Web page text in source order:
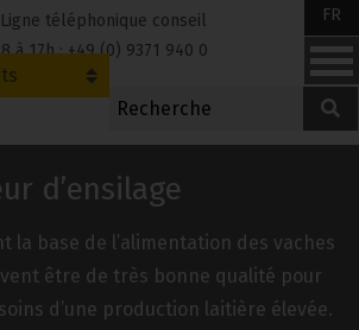
Ligne téléphonique conseil
à 17h : +49 (0) 9371 940 0
FR
d’ensilage
la base de l’alimentation des vaches
être de très bonne qualité pour
d’une production laitière élevée.